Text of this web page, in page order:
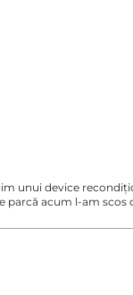
unui device
parcă acum l-am scos